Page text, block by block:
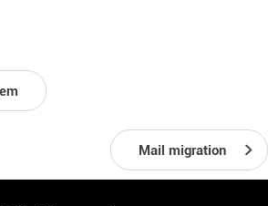
Mail migration